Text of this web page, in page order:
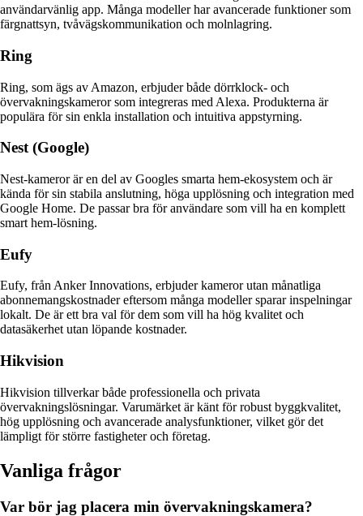
användarvänlig app. Många modeller har avancerade funktioner som
färgnattsyn, tvåvägskommunikation och molnlagring.
Ring
Ring, som ägs av Amazon, erbjuder både dörrklock- och
övervakningskameror som integreras med Alexa. Produkterna är
populära för sin enkla installation och intuitiva appstyrning.
Nest (Google)
Nest-kameror är en del av Googles smarta hem-ekosystem och är
kända för sin stabila anslutning, höga upplösning och integration med
Google Home. De passar bra för användare som vill ha en komplett
smart hem-lösning.
Eufy
Eufy, från Anker Innovations, erbjuder kameror utan månatliga
abonnemangskostnader eftersom många modeller sparar inspelningar
lokalt. De är ett bra val för dem som vill ha hög kvalitet och
datasäkerhet utan löpande kostnader.
Hikvision
Hikvision tillverkar både professionella och privata
övervakningslösningar. Varumärket är känt för robust byggkvalitet,
hög upplösning och avancerade analysfunktioner, vilket gör det
lämpligt för större fastigheter och företag.
Vanliga frågor
Var bör jag placera min övervakningskamera?